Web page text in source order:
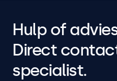
Hulp of
Direct
specialist.